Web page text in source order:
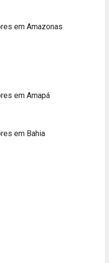
em Amazonas
em Amapá
em Bahia